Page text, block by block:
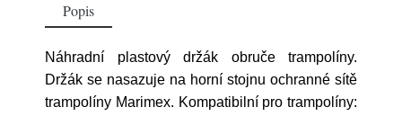
Popis
Náhradní plastový držák obruče trampolíny.
Držák se nasazuje na horní stojnu ochranné sítě
trampolíny Marimex. Kompatibilní pro trampolíny: